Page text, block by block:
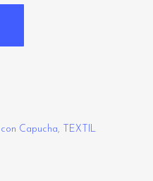
Capucha, TEXTIL